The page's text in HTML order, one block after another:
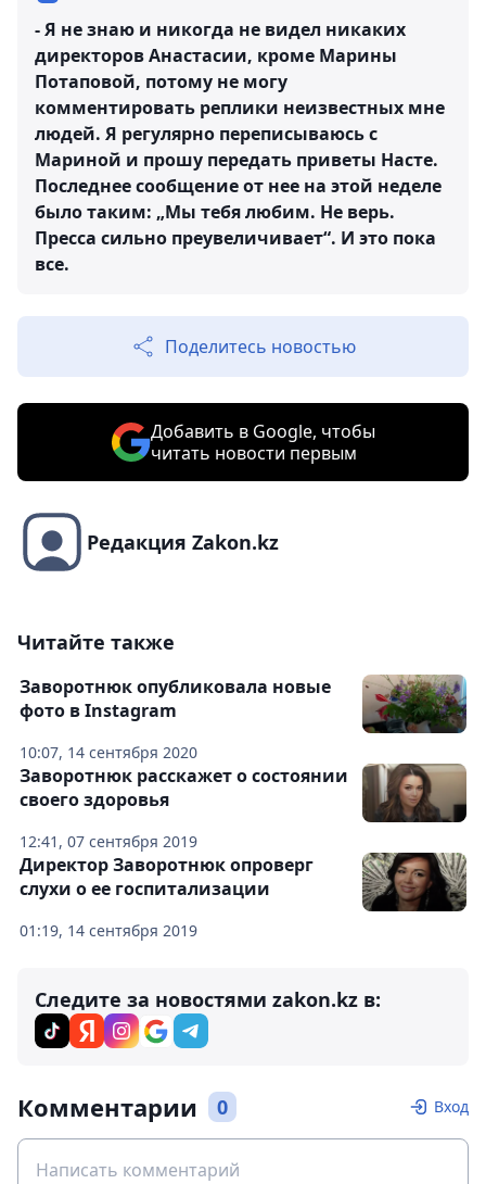
- Я не знаю и никогда не видел никаких
директоров Анастасии, кроме Марины
Потаповой, потому не могу
комментировать реплики неизвестных мне
людей. Я регулярно переписываюсь с
Мариной и прошу передать приветы Насте.
Последнее сообщение от нее на этой неделе
было таким: „Мы тебя любим. Не верь.
Пресса сильно преувеличивает“. И это пока
все.
Поделитесь новостью
Добавить в Google, чтобы
читать новости первым
Редакция Zakon.kz
Читайте также
10:07, 14 сентября 2020
Заворотнюк опубликовала новые
фото в Instagram
12:41, 07 сентября 2019
Заворотнюк расскажет о состоянии
своего здоровья
01:19, 14 сентября 2019
Директор Заворотнюк опроверг
слухи о ее госпитализации
Следите за новостями zakon.kz в:
Комментарии 0 Вход